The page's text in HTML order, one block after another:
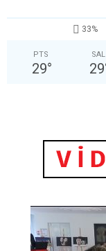
33%
PTS
29°
SAL
29